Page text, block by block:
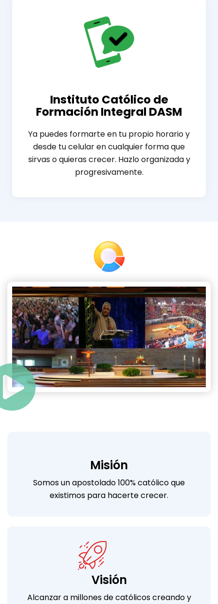
Instituto Católico de
Formación Integral DASM
Ya puedes formarte en tu propio horario y
desde tu celular en cualquier forma que
sirvas o quieras crecer. Hazlo organizada y
progresivamente.
Misión
Somos un apostolado 100% católico que
existimos para hacerte crecer.
Visión
Alcanzar a millones de católicos creando y